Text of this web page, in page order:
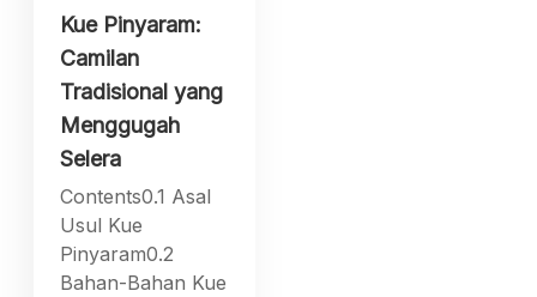
Kue Pinyaram:
Camilan
Tradisional yang
Menggugah
Selera
Contents0.1 Asal
Usul Kue
Pinyaram0.2
Bahan-Bahan Kue